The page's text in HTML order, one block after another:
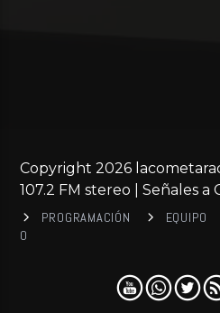
Copyright 2026
107.2 FM stereo | Señales a
PROGRAMACIÓN EQUIPO
0